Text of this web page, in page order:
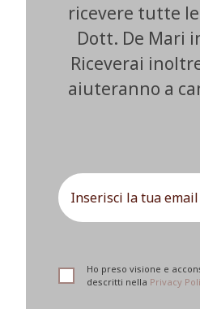
ricevere tutte
Dott. De Mari
Riceverai
aiuteranno a
Ho preso visione e
descritti nella Privacy